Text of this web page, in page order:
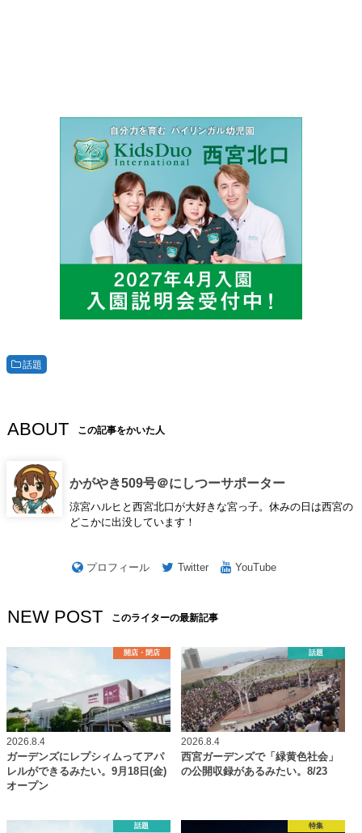
話題
ABOUT この記事をかいた人
かがやき509号＠にしつーサポーター
涼宮ハルヒと西宮北口が大好きな宮っ子。休みの日は西宮の
どこかに出没しています！
プロフィール Twitter YouTube
NEW POST このライターの最新記事
開店・閉店
2026.8.4
ガーデンズにレプシィムってアパ
レルができるみたい。9月18日(金)
オープン
話題
2026.8.4
西宮ガーデンズで「緑黄色社会」
の公開収録があるみたい。8/23
話題 特集